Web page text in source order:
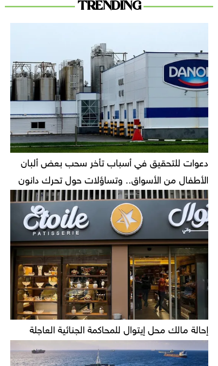
TRENDING
دعوات للتحقيق في أسباب تأخر سحب بعض ألبان
الأطفال من الأسواق.. وتساؤلات حول تحرك دانون
إحالة مالك محل إيتوال للمحاكمة الجنائية العاجلة